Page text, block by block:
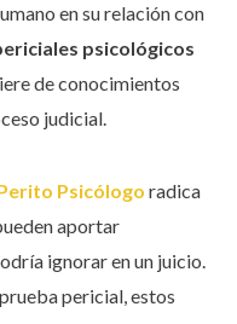
en su relación con
psicológicos
de conocimientos
judicial.
Psicólogo radica
aportar
ignorar en un juicio.
pericial, estos